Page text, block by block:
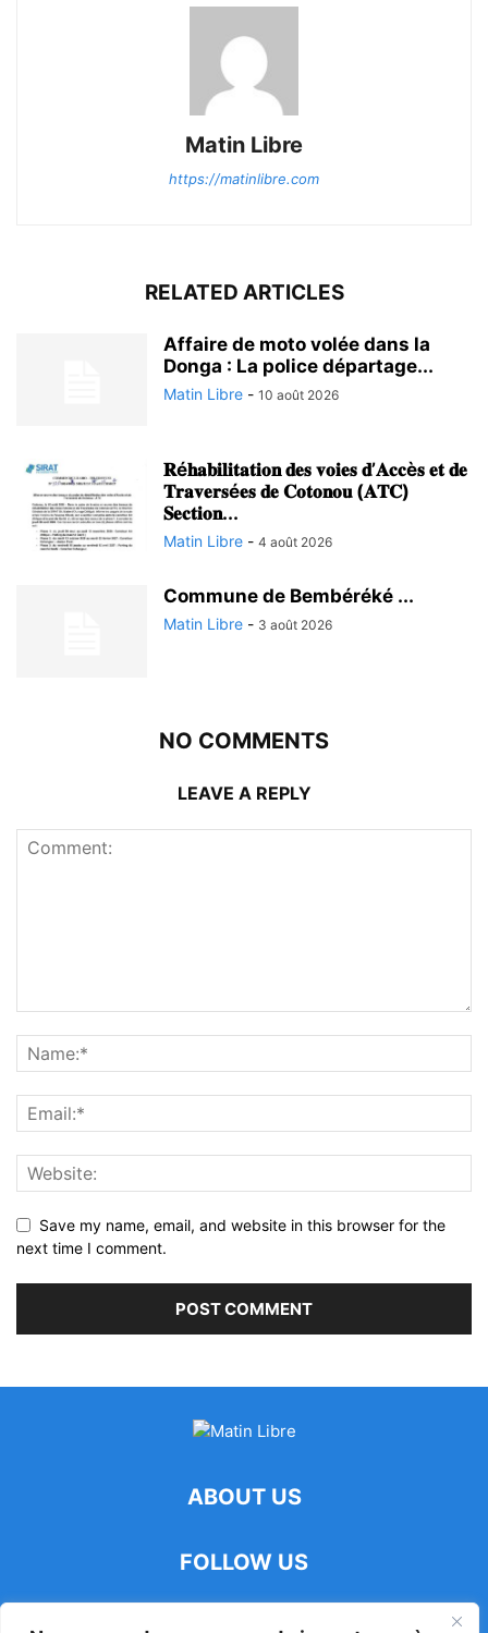
Matin Libre
https://matinlibre.com
RELATED ARTICLES
Affaire de moto volée dans la
Donga : La police départage...
Matin Libre - 10 août 2026
𝐑é𝐡𝐚𝐛𝐢𝐥𝐢𝐭𝐚𝐭𝐢𝐨𝐧 𝐝𝐞𝐬 𝐯𝐨𝐢𝐞𝐬 𝐝’𝐀𝐜𝐜è𝐬 𝐞𝐭 𝐝𝐞
𝐓𝐫𝐚𝐯𝐞𝐫𝐬é𝐞𝐬 𝐝𝐞 𝐂𝐨𝐭𝐨𝐧𝐨𝐮 (𝐀𝐓𝐂)
𝐒𝐞𝐜𝐭𝐢𝐨𝐧...
Matin Libre - 4 août 2026
Commune de Bembéréké ...
Matin Libre - 3 août 2026
NO COMMENTS
LEAVE A REPLY
Save my name, email, and website in this browser for the
next time I comment.
ABOUT US
FOLLOW US